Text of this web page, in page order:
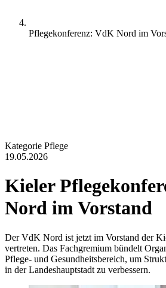
Pflegekonferenz: VdK Nord im
Kategorie Pflege
19.05.2026
Kieler
Nord im Vorstand
Der VdK Nord ist jetzt im Vorstand der
vertreten. Das Fachgremium bündelt
Pflege- und Gesundheitsbereich, um
in der Landeshauptstadt zu verbessern.